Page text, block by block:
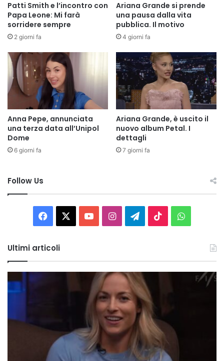
Patti Smith e l’incontro con
Papa Leone: Mi farà
sorridere sempre
2 giorni fa
Ariana Grande si prende
una pausa dalla vita
pubblica. Il motivo
4 giorni fa
Anna Pepe, annunciata
una terza data all’Unipol
Dome
6 giorni fa
Ariana Grande, è uscito il
nuovo album Petal. I
dettagli
7 giorni fa
Follow Us
Facebook You InstagramTelegram
TikTok
Ultimi articoli